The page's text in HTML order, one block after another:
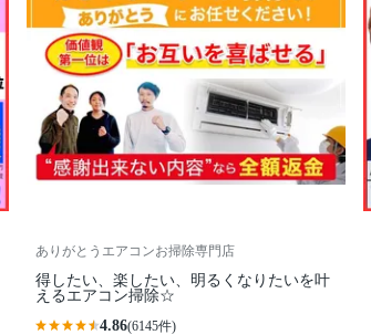
ありがとうエアコンお掃除専門店
得したい、楽したい、明るくなりたいを叶
えるエアコン掃除☆
4.86(6145件)